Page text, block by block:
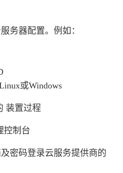
务器配置。例如：
或Windows
装置过程
控制台
密码登录云服务提供商的